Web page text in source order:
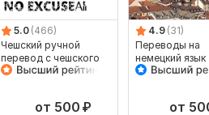
5.0 (466)
Чешский ручной
перевод с чешского
на чешский
от 500 ₽
4.9 (31)
Переводы на
немецкий язык
от